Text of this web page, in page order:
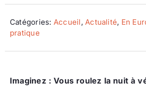
Catégories: Accueil,Actualité, En
pratique
Imaginez : Vous roulez la nuit à